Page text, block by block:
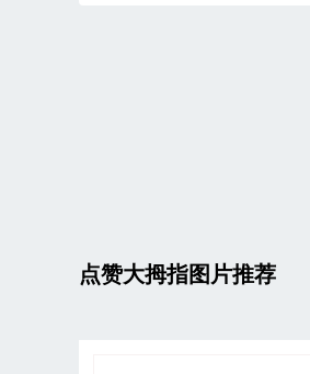
点赞大拇指图片推荐